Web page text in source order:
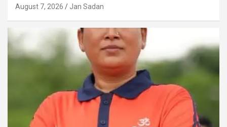
August 7, 2026 Jan Sadan